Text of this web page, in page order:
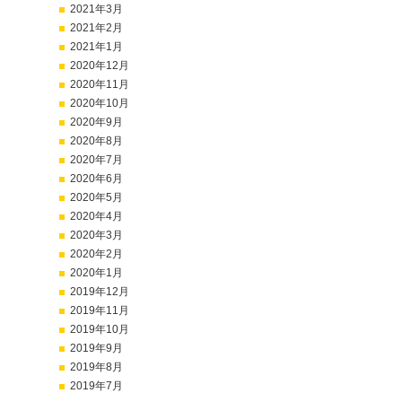
2021年3月
2021年2月
2021年1月
2020年12月
2020年11月
2020年10月
2020年9月
2020年8月
2020年7月
2020年6月
2020年5月
2020年4月
2020年3月
2020年2月
2020年1月
2019年12月
2019年11月
2019年10月
2019年9月
2019年8月
2019年7月